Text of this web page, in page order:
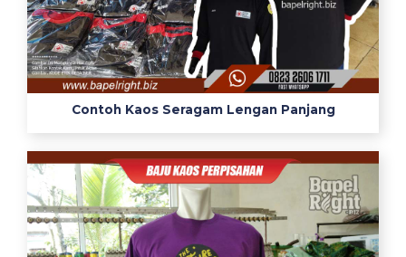
Contoh Kaos Seragam Lengan Panjang